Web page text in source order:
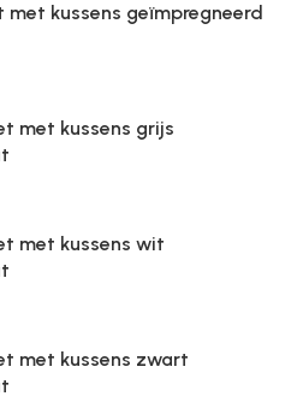
kussens geïmpregneerd
met kussens grijs
met kussens wit
met kussens zwart